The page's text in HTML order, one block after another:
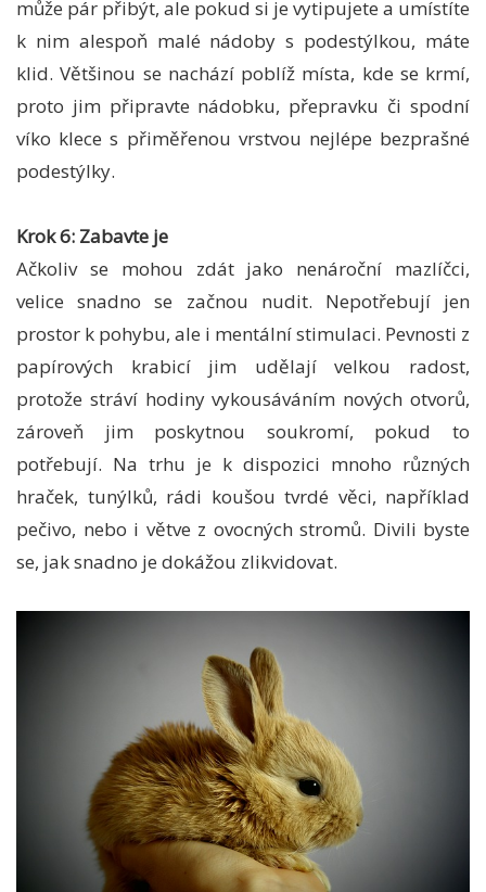
může pár přibýt, ale pokud si je vytipujete a umístíte
k nim alespoň malé nádoby s podestýlkou, máte
klid. Většinou se nachází poblíž místa, kde se krmí,
proto jim připravte nádobku, přepravku či spodní
víko klece s přiměřenou vrstvou nejlépe bezprašné
podestýlky.
Krok 6: Zabavte je
Ačkoliv se mohou zdát jako nenároční mazlíčci,
velice snadno se začnou nudit. Nepotřebují jen
prostor k pohybu, ale i mentální stimulaci. Pevnosti z
papírových krabicí jim udělají velkou radost,
protože stráví hodiny vykousáváním nových otvorů,
zároveň jim poskytnou soukromí, pokud to
potřebují. Na trhu je k dispozici mnoho různých
hraček, tunýlků, rádi koušou tvrdé věci, například
pečivo, nebo i větve z ovocných stromů. Divili byste
se, jak snadno je dokážou zlikvidovat.